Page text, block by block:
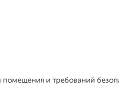
и требований